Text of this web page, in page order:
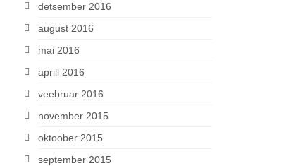
detsember 2016
august 2016
mai 2016
aprill 2016
veebruar 2016
november 2015
oktoober 2015
september 2015